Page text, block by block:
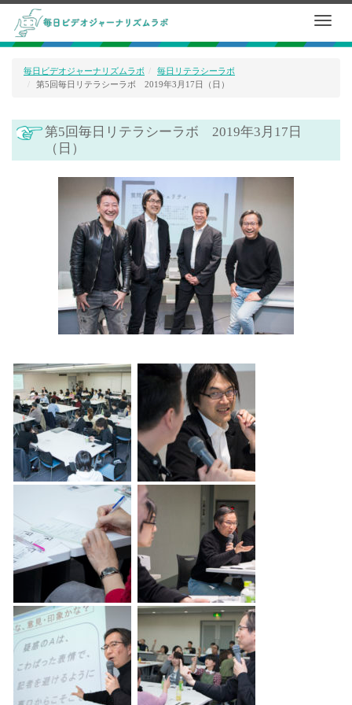
毎日ビデオジャーナリズムラボ
毎日リテラシーラボ
第5回毎日リテラシーラボ 2019年3月17日（日）
第5回毎日リテラシーラボ 2019年3月17日
（日）